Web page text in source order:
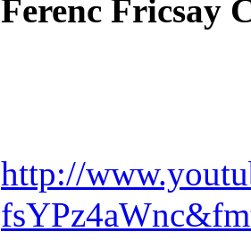
Ferenc Fricsay
http://